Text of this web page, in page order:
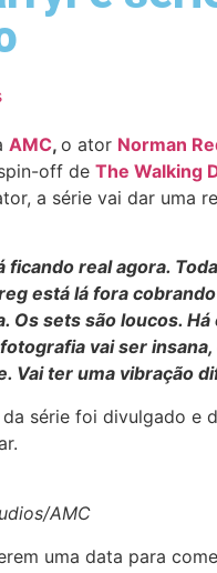
AMC, o ator Norman
off de The Walking
a série vai dar uma
ficando real agora.
está lá fora
Os sets são loucos. Há
vai ser insana,
Vai ter uma vibração
série foi divulgado e
AMC
uma data para